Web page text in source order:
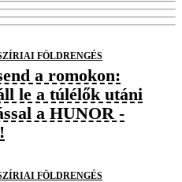
FÖLDRENGÉS
a romokon:
le a túlélők utáni
a HUNOR -
FÖLDRENGÉS